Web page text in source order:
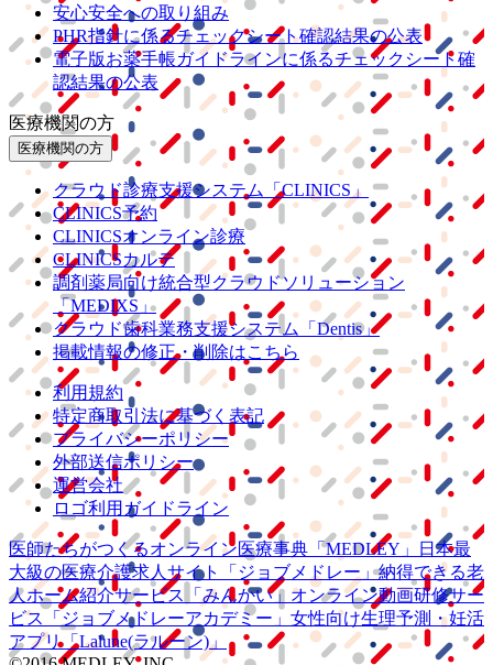
安心安全への取り組み
PHR指針に係るチェックシート確認結果の公表
電子版お薬手帳ガイドラインに係るチェックシート確
認結果の公表
医療機関の方
医療機関の方
クラウド診療支援システム
「CLINICS」
CLINICS予約
CLINICSオンライン診療
CLINICSカルテ
調剤薬局向け統合型クラウドソリューション
「MEDIXS」
クラウド歯科業務支援システム
「Dentis」
掲載情報の修正・削除はこちら
利用規約
特定商取引法に基づく表記
プライバシーポリシー
外部送信ポリシー
運営会社
ロゴ利用ガイドライン
医師たちがつくるオンライン医療事典 「MEDLEY」
日本最
大級の医療介護求人サイト 「ジョブメドレー」納得できる老
人ホーム紹介サービス
「みんかい」 オンライン動画研修サー
ビス
「ジョブメドレーアカデミー」 女性向け生理予測・妊活
アプリ「Lalune(ラルーン)」